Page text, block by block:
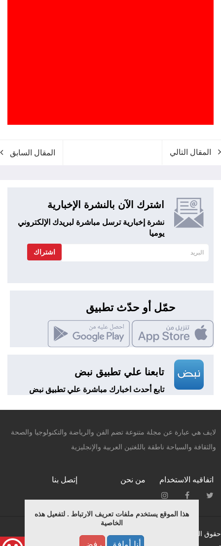
المقال التالي المقال السابق
اشترك الآن بالنشرة الإخبارية
نشرة إخبارية ترسل مباشرة لبريدك الإلكتروني
يوميا
اشتراك
حمّل أو حدّث تطبيق
تابعنا علي تطبيق نبض
تابع أحدث اخبارك مباشرة علي تطبيق نبض
هذا الموقع يستخدم ملفات تعريف الارتباط . لتفعيل هذه
الخاصية
لايف هي عبارة عن مجلة متنوعة تضم الفن والرياضة والتكنولوجيا والصحة
والثقافة والسياحة ناطقة باللغتين العربية والإنجليزية
اتفاقيه الاستخدام من نحن إتصل بنا
حقوق النشر محفوظة © لـ ميديانيتشر 2015.